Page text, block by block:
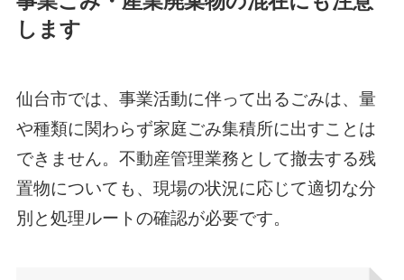
します
仙台市では、事業活動に伴って出るごみは、量
や種類に関わらず家庭ごみ集積所に出すことは
できません。不動産管理業務として撤去する残
置物についても、現場の状況に応じて適切な分
別と処理ルートの確認が必要です。